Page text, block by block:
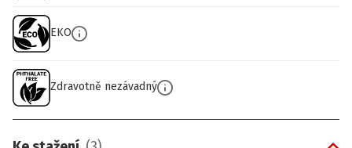
EKO
Zdravotně nezávadný